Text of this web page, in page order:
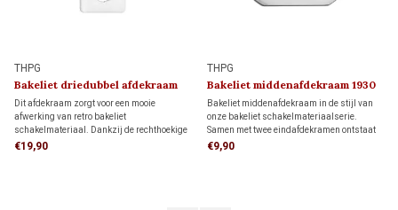
THPG
Bakeliet driedubbel afdekraam
1930
Dit afdekraam zorgt voor een mooie
afwerking van retro bakeliet
schakelmateriaal. Dankzij de rechthoekige
vorm biedt het meer dekking rondom de
€19,90
THPG
Bakeliet middenafdekraam 1930
Bakeliet middenafdekraam in de stijl van
onze bakeliet schakelmateriaalserie.
Samen met twee eindafdekramen ontstaat
een driedelig afdekraam.
€9,90